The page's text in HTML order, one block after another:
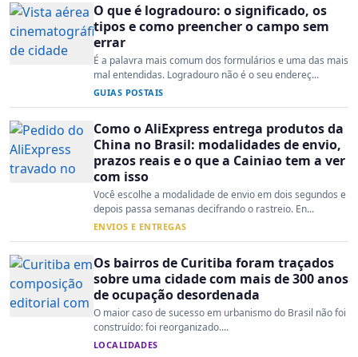
O que é logradouro: o significado, os
tipos e como preencher o campo sem
errar
É a palavra mais comum dos formulários e uma das mais
mal entendidas. Logradouro não é o seu endereç...
GUIAS POSTAIS
Como o AliExpress entrega produtos da
China no Brasil: modalidades de envio,
prazos reais e o que a Cainiao tem a ver
com isso
Você escolhe a modalidade de envio em dois segundos e
depois passa semanas decifrando o rastreio. En...
ENVIOS E ENTREGAS
Os bairros de Curitiba foram traçados
sobre uma cidade com mais de 300 anos
de ocupação desordenada
O maior caso de sucesso em urbanismo do Brasil não foi
construído: foi reorganizado....
LOCALIDADES